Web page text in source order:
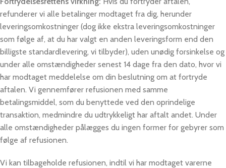
refunderer vi alle betalinger modtaget fra dig, herunder
leveringsomkostninger (dog ikke ekstra leveringsomkostninger
som følge af, at du har valgt en anden leveringsform end den
billigste standardlevering, vi tilbyder), uden unødig forsinkelse og
under alle omstændigheder senest 14 dage fra den dato, hvor vi
har modtaget meddelelse om din beslutning om at fortryde
aftalen. Vi gennemfører refusionen med samme
betalingsmiddel, som du benyttede ved den oprindelige
transaktion, medmindre du udtrykkeligt har aftalt andet. Under
alle omstændigheder pålægges du ingen former for gebyrer som
følge af refusionen.
Vi kan tilbageholde refusionen, indtil vi har modtaget varerne